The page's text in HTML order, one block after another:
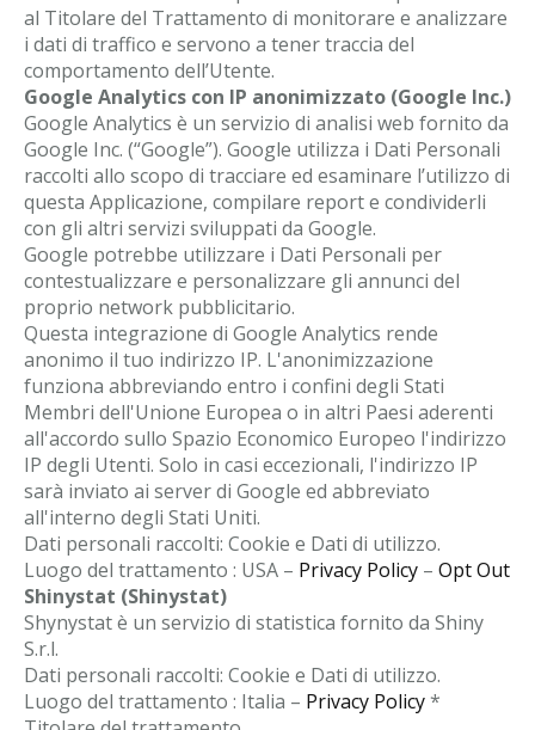
al Titolare del Trattamento di monitorare e analizzare
i dati di traffico e servono a tener traccia del
comportamento dell’Utente.
Google Analytics con IP anonimizzato (Google Inc.)
Google Analytics è un servizio di analisi web fornito da
Google Inc. (“Google”). Google utilizza i Dati Personali
raccolti allo scopo di tracciare ed esaminare l’utilizzo di
questa Applicazione, compilare report e condividerli
con gli altri servizi sviluppati da Google.
Google potrebbe utilizzare i Dati Personali per
contestualizzare e personalizzare gli annunci del
proprio network pubblicitario.
Questa integrazione di Google Analytics rende
anonimo il tuo indirizzo IP. L'anonimizzazione
funziona abbreviando entro i confini degli Stati
Membri dell'Unione Europea o in altri Paesi aderenti
all'accordo sullo Spazio Economico Europeo l'indirizzo
IP degli Utenti. Solo in casi eccezionali, l'indirizzo IP
sarà inviato ai server di Google ed abbreviato
all'interno degli Stati Uniti.
Dati personali raccolti: Cookie e Dati di utilizzo.
Luogo del trattamento : USA – Privacy Policy – Opt Out
Shinystat (Shinystat)
Shynystat è un servizio di statistica fornito da Shiny
S.r.l.
Dati personali raccolti: Cookie e Dati di utilizzo.
Luogo del trattamento : Italia – Privacy Policy*